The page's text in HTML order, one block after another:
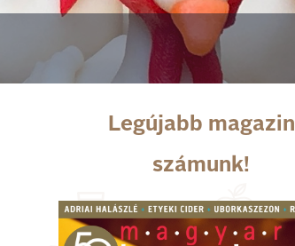
Legújabb magazin
számunk!